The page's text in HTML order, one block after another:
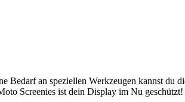
an speziellen Werkzeugen kannst du
Screenies ist dein Display im Nu geschützt!